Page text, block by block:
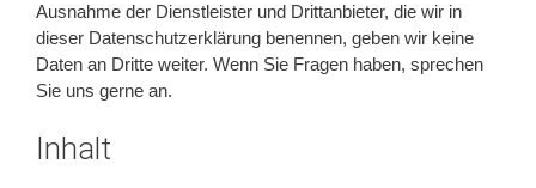
Ausnahme der Dienstleister und Drittanbieter, die wir in
dieser Datenschutzerklärung benennen, geben wir keine
Daten an Dritte weiter. Wenn Sie Fragen haben, sprechen
Sie uns gerne an.
Inhalt